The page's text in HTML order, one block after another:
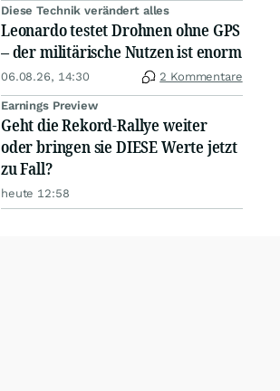
Diese Technik verändert alles
Leonardo testet Drohnen ohne GPS
– der militärische Nutzen ist enorm
06.08.26, 14:30 2 Kommentare
Earnings Preview
Geht die Rekord-Rallye weiter
oder bringen sie DIESE Werte jetzt
zu Fall?
heute 12:58